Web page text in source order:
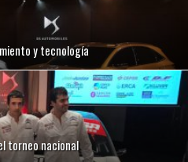
y tecnología
torneo nacional